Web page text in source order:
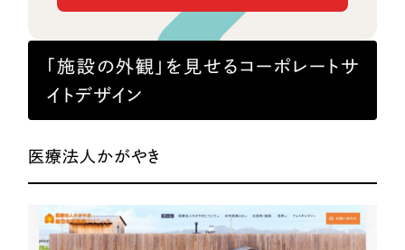
「施設の外観」を見せるコーポレートサ
イトデザイン
医療法人かがやき